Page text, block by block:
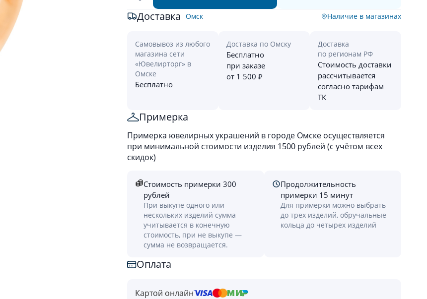
Доставка Омск Наличие в магазинах
Самовывоз из любого
магазина сети
«Ювелирторг» в
Омске
Бесплатно
Доставка по Омску
Бесплатно
при заказе
от 1 500 ₽
Доставка
по регионам РФ
Стоимость доставки
рассчитывается
согласно тарифам
ТК
Примерка
Примерка ювелирных украшений в городе Омске осуществляется
при минимальной стоимости изделия 1500 рублей (с учётом всех
скидок)
Стоимость примерки 300
рублей
При выкупе одного или
нескольких изделий сумма
учитывается в конечную
стоимость, при не выкупе —
сумма не возвращается.
Продолжительность
примерки 15 минут
Для примерки можно выбрать
до трех изделий, обручальные
кольца до четырех изделий
Оплата
Картой онлайн